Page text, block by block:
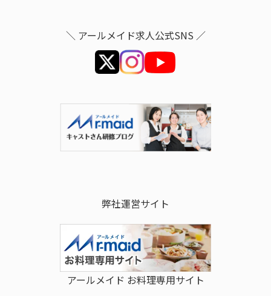
＼ アールメイド求人公式SNS ／
弊社運営サイト
アールメイド お料理専用サイト